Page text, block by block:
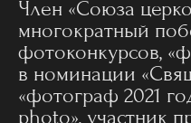
Член «Союза
многократный
фотоконкурсов,
в номинации
«фотограф 2021
photo», участник